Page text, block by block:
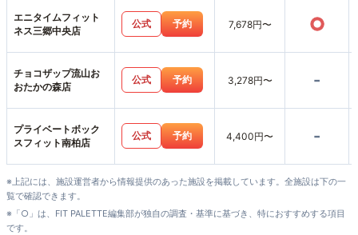
エニタイムフィット
ネス三郷中央店
公式 予約 7,678円〜 ○
チョコザップ流山お
おたかの森店
公式 予約 3,278円〜 -
プライベートボック
スフィット南柏店
公式 予約 4,400円〜 -
※上記には、施設運営者から情報提供のあった施設を掲載しています。全施設は下の一
覧で確認できます。
※「○」は、FIT PALETTE編集部が独自の調査・基準に基づき、特におすすめする項目
です。